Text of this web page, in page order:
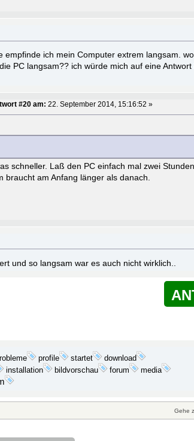
ich mein Computer extrem langsam.
PC langsam?? ich würde mich auf eine Antwort
#20 am: 22. September 2014, 15:16:52 »
schneller. Laß den PC einfach mal zwei
braucht am Anfang länger als danach.
und so langsam war es auch nicht wirklich..
profile startet
download
installation bildvorschau forum media
Gehe